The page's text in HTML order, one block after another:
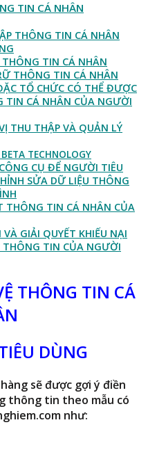
TIN CÁ NHÂN
THÔNG TIN CÁ NHÂN
TIN CÁ NHÂN
THÔNG TIN CÁ NHÂN
TỔ CHỨC CÓ THỂ ĐƯỢC
TIN CÁ NHÂN CỦA NGƯỜI
THU THẬP VÀ QUẢN LÝ
TECHNOLOGY
CỤ ĐỂ NGƯỜI TIÊU
SỬA DỮ LIỆU THÔNG
THÔNG TIN CÁ NHÂN CỦA
VÀ GIẢI QUYẾT KHIẾU NẠI
THÔNG TIN CỦA NGƯỜI
THÔNG TIN CÁ
DÙNG
sẽ được gợi ý điền
thông tin theo mẫu có
như: